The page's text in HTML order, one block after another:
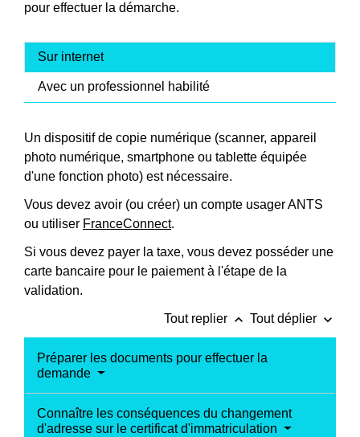
pour effectuer la démarche.
Sur internet
Avec un professionnel habilité
Un dispositif de copie numérique (scanner, appareil
photo numérique, smartphone ou tablette équipée
d'une fonction photo) est nécessaire.
Vous devez avoir (ou créer) un compte usager ANTS
ou utiliser FranceConnect.
Si vous devez payer la taxe, vous devez posséder une
carte bancaire pour le paiement à l'étape de la
validation.
Tout replier keyboard_arrow_up Tout déplier keyboard_arrow_down
Préparer les documents pour effectuer la
demande
Connaître les conséquences du changement
d'adresse sur le certificat d'immatriculation